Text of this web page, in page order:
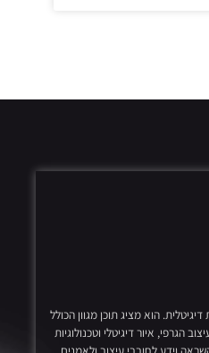
הוא מציג תוכן מגוון הכולל
הגרפי, איור דיגיטלי וטכנולוגיות